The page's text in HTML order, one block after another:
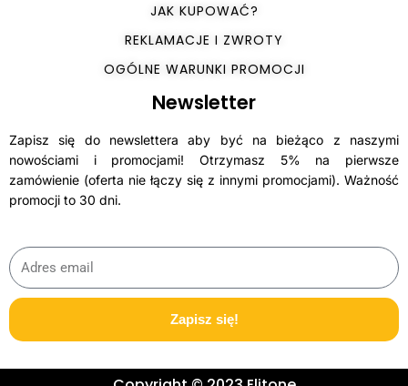
JAK KUPOWAĆ?
REKLAMACJE I ZWROTY
OGÓLNE WARUNKI PROMOCJI
Newsletter
Zapisz się do newslettera aby być na bieżąco z naszymi
nowościami i promocjami! Otrzymasz 5% na pierwsze
zamówienie (oferta nie łączy się z innymi promocjami). Ważność
promocji to 30 dni.
Zapisz się!